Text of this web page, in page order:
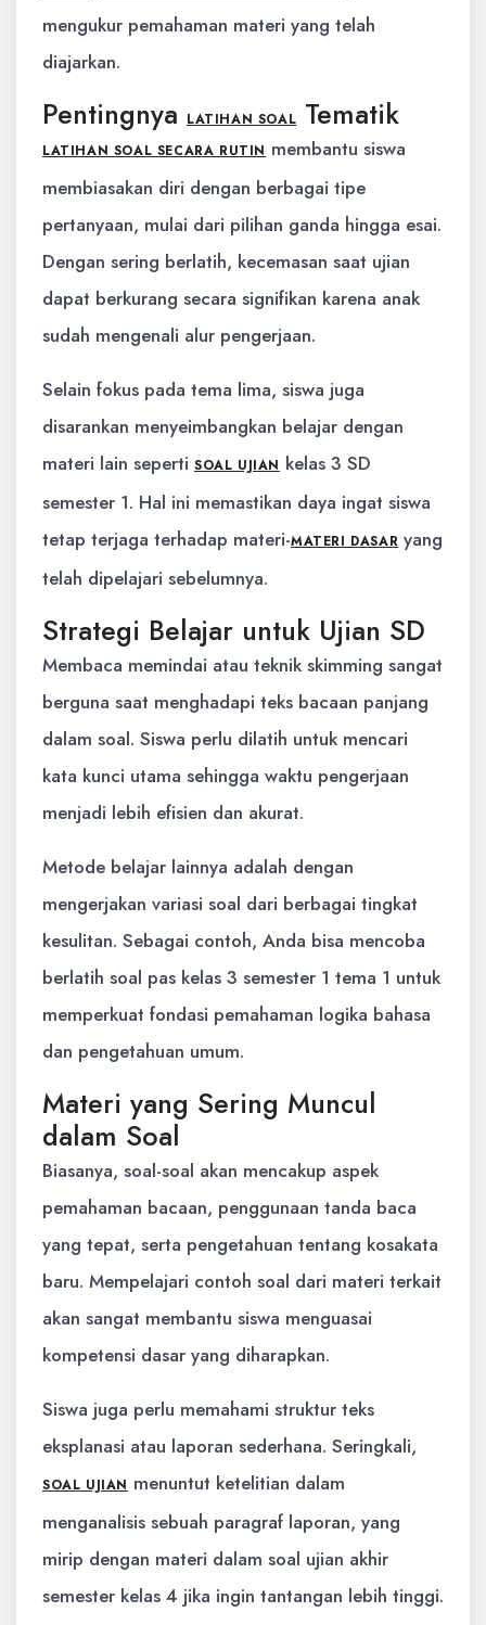
mengukur pemahaman materi yang telah
diajarkan.
Pentingnya LATIHAN SOAL Tematik
LATIHAN SOAL SECARA RUTIN membantu siswa
membiasakan diri dengan berbagai tipe
pertanyaan, mulai dari pilihan ganda hingga esai.
Dengan sering berlatih, kecemasan saat ujian
dapat berkurang secara signifikan karena anak
sudah mengenali alur pengerjaan.
Selain fokus pada tema lima, siswa juga
disarankan menyeimbangkan belajar dengan
materi lain seperti SOAL UJIAN kelas 3 SD
semester 1. Hal ini memastikan daya ingat siswa
tetap terjaga terhadap materi-MATERI DASAR yang
telah dipelajari sebelumnya.
Strategi Belajar untuk Ujian SD
Membaca memindai atau teknik skimming sangat
berguna saat menghadapi teks bacaan panjang
dalam soal. Siswa perlu dilatih untuk mencari
kata kunci utama sehingga waktu pengerjaan
menjadi lebih efisien dan akurat.
Metode belajar lainnya adalah dengan
mengerjakan variasi soal dari berbagai tingkat
kesulitan. Sebagai contoh, Anda bisa mencoba
berlatih soal pas kelas 3 semester 1 tema 1 untuk
memperkuat fondasi pemahaman logika bahasa
dan pengetahuan umum.
Materi yang Sering Muncul
dalam Soal
Biasanya, soal-soal akan mencakup aspek
pemahaman bacaan, penggunaan tanda baca
yang tepat, serta pengetahuan tentang kosakata
baru. Mempelajari contoh soal dari materi terkait
akan sangat membantu siswa menguasai
kompetensi dasar yang diharapkan.
Siswa juga perlu memahami struktur teks
eksplanasi atau laporan sederhana. Seringkali,
SOAL UJIAN menuntut ketelitian dalam
menganalisis sebuah paragraf laporan, yang
mirip dengan materi dalam soal ujian akhir
semester kelas 4 jika ingin tantangan lebih tinggi.